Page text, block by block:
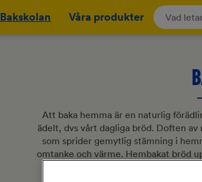
Bakskolan Våra produkter
Att baka hemma är en naturlig
ädelt, dvs vårt dagliga bröd. Doften
som sprider gemytlig stämning i
omtanke och värme. Hembakat bröd